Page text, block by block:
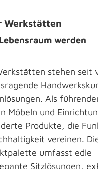
Werkstätten
werden
stehen seit
Als
Möbeln und
Produkte, die
vereinen.
umfasst edle
Sitzlösungen,